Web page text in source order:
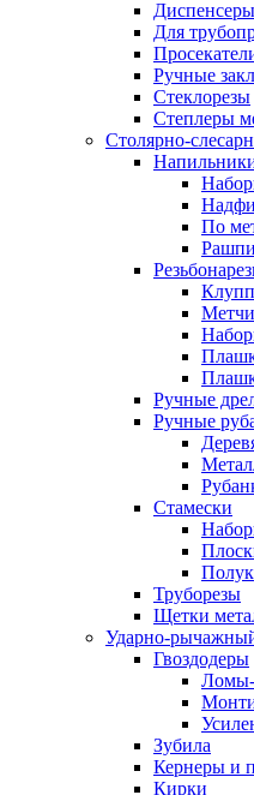
Для
Ручные
Стеклорезы
Степлеры
Столярно-
По
Ручные
Ручные
Стамески
Труборезы
Щетки
Ударно-
Гвоздодеры
Ломы-
Зубила
Кернеры и
Кирки